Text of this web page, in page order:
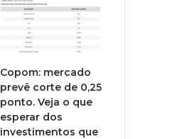
Copom: mercado
prevê corte de 0,25
ponto. Veja o que
esperar dos
investimentos que